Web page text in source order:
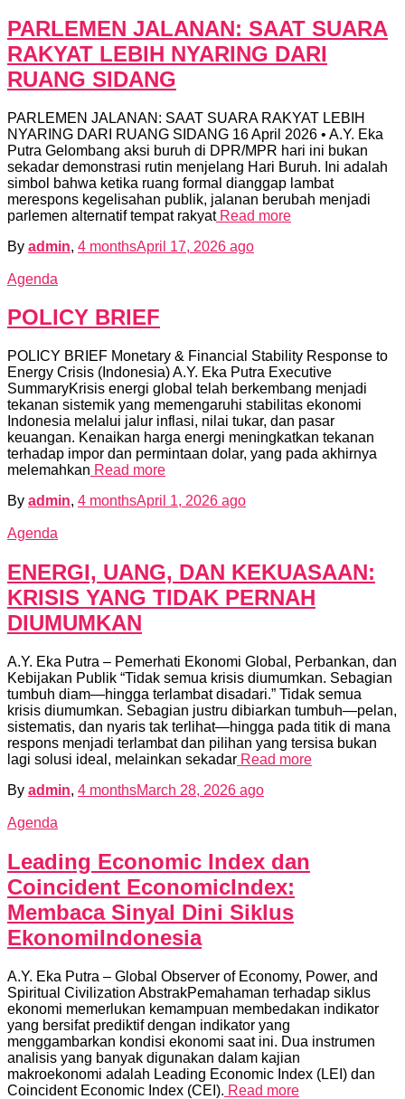
PARLEMEN JALANAN: SAAT SUARA
RAKYAT LEBIH NYARING DARI
RUANG SIDANG
PARLEMEN JALANAN: SAAT SUARA RAKYAT LEBIH
NYARING DARI RUANG SIDANG 16 April 2026 • A.Y. Eka
Putra Gelombang aksi buruh di DPR/MPR hari ini bukan
sekadar demonstrasi rutin menjelang Hari Buruh. Ini adalah
simbol bahwa ketika ruang formal dianggap lambat
merespons kegelisahan publik, jalanan berubah menjadi
parlemen alternatif tempat rakyatRead more
By admin, 4 monthsApril 17, 2026 ago
Agenda
POLICY BRIEF
POLICY BRIEF Monetary & Financial Stability Response to
Energy Crisis (Indonesia) A.Y. Eka Putra Executive
SummaryKrisis energi global telah berkembang menjadi
tekanan sistemik yang memengaruhi stabilitas ekonomi
Indonesia melalui jalur inflasi, nilai tukar, dan pasar
keuangan. Kenaikan harga energi meningkatkan tekanan
terhadap impor dan permintaan dolar, yang pada akhirnya
melemahkan Read more
By admin, 4 monthsApril 1, 2026 ago
Agenda
ENERGI, UANG, DAN KEKUASAAN:
KRISIS YANG TIDAK PERNAH
DIUMUMKAN
A.Y. Eka Putra – Pemerhati Ekonomi Global, Perbankan, dan
Kebijakan Publik “Tidak semua krisis diumumkan. Sebagian
tumbuh diam—hingga terlambat disadari.” Tidak semua
krisis diumumkan. Sebagian justru dibiarkan tumbuh—pelan,
sistematis, dan nyaris tak terlihat—hingga pada titik di mana
respons menjadi terlambat dan pilihan yang tersisa bukan
lagi solusi ideal, melainkan sekadar Read more
By admin, 4 monthsMarch 28, 2026 ago
Agenda
Leading Economic Index dan
Coincident EconomicIndex:
Membaca Sinyal Dini Siklus
EkonomiIndonesia
A.Y. Eka Putra – Global Observer of Economy, Power, and
Spiritual Civilization AbstrakPemahaman terhadap siklus
ekonomi memerlukan kemampuan membedakan indikator
yang bersifat prediktif dengan indikator yang
menggambarkan kondisi ekonomi saat ini. Dua instrumen
analisis yang banyak digunakan dalam kajian
makroekonomi adalah Leading Economic Index (LEI) dan
Coincident Economic Index (CEI). Read more